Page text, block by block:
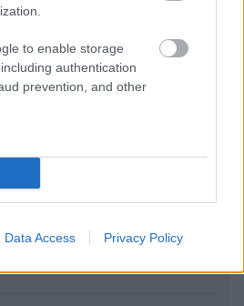
to enable storage
authentication
prevention, and other
Data Access Privacy Policy
Όλοι μιλούν για τη